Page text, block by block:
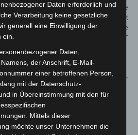
in
Betrieb
NOTRUF: Bundesweite
Optimierung der Polizeiarbeit
durch „Advanced Mobile
Location“
Mehr vom Autor
Feuerwehrkräfte
nach Waldbrandeinsatz aus
zurück
Daten erforderlich und
Verarbeitung keine gesetzliche
generell eine Einwilligung der
Daten,
der Anschrift, E-Mail-
einer betroffenen Person,
mit der Datenschutz-
in Übereinstimmung mit den für
Mittels dieser
möchte unser Unternehmen die